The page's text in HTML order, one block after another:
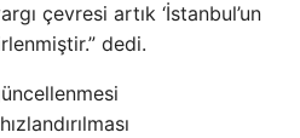
çevresi artık ‘İstanbul’un
dedi.